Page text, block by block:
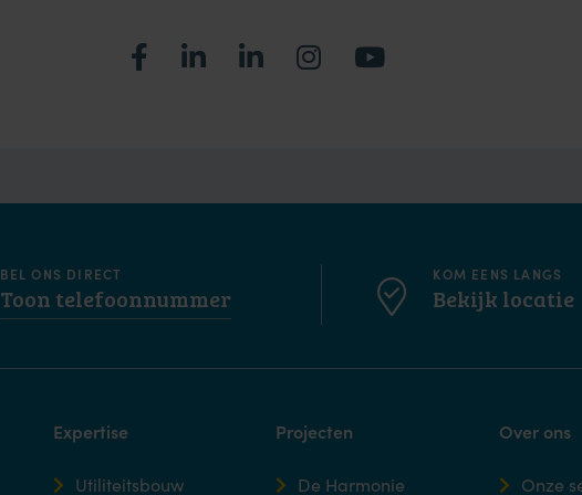
BEL ONS DIRECT
Toon telefoonnummer
KOM EENS LANGS
Bekijk locatie
Expertise
Utiliteitsbouw
Projecten
De Harmonie
Over ons
Onze